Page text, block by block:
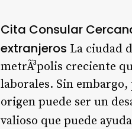
Cita Consular
extranjeros La ciudad
metrÃ³polis creciente
laborales. Sin
origen puede ser un
valioso que puede